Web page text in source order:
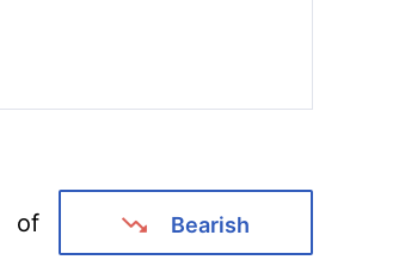
of Bearish